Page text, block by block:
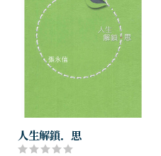
人生解鎖．思